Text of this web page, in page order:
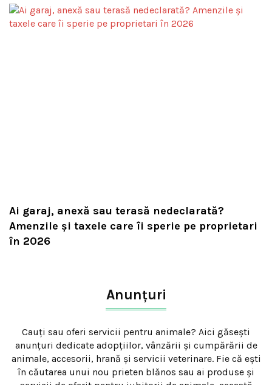
Ai garaj, anexă sau terasă nedeclarată?
Amenzile și taxele care îi sperie pe proprietari
în 2026
Anunțuri
Cauți sau oferi servicii pentru animale? Aici găsești
anunțuri dedicate adopțiilor, vânzării și cumpărării de
animale, accesorii, hrană și servicii veterinare. Fie că ești
în căutarea unui nou prieten blănos sau ai produse și